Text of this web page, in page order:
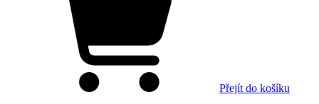
Přejít do košíku